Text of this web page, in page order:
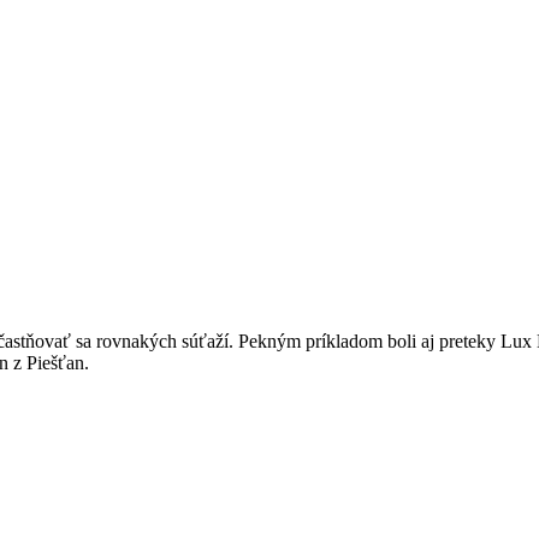
sa rovnakých súťaží. Pekným príkladom boli aj preteky
z Piešťan.